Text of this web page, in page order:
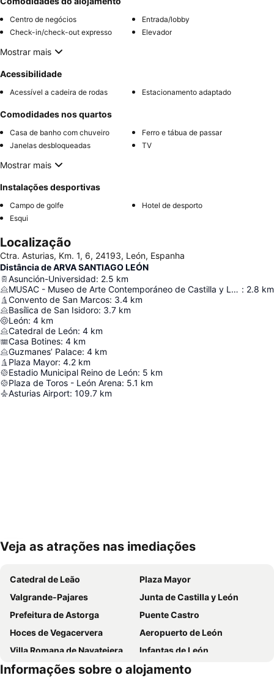
Centro de negócios
Entrada/lobby
Check-in/check-out expresso
Elevador
Mostrar mais
Acessibilidade
Acessível a cadeira de rodas Estacionamento adaptado
Comodidades nos quartos
Casa de banho com chuveiro
Ferro e tábua de passar
Janelas desbloqueadas
TV
Mostrar mais
Instalações desportivas
Campo de golfe
Hotel de desporto
Esqui
Localização
Ctra. Asturias, Km. 1, 6, 24193, León, Espanha
Distância de ARVA SANTIAGO LEÓN
Asunción-Universidad: 2.5 km
MUSAC - Museo de Arte Contemporáneo de Castilla y León : 2.8 km
Convento de San Marcos: 3.4 km
Basílica de San Isidoro: 3.7 km
León: 4 km
Catedral de León: 4 km
Casa Botines: 4 km
Guzmanes’ Palace: 4 km
Plaza Mayor: 4.2 km
Estadio Municipal Reino de León: 5 km
Plaza de Toros - León Arena: 5.1 km
Asturias Airport: 109.7 km
Ampliar mapa
Veja as atrações nas imediações
Catedral de Leão
Plaza Mayor
Valgrande-Pajares
Junta de Castilla y León
Prefeitura de Astorga
Puente Castro
Hoces de Vegacervera
Aeropuerto de León
Villa Romana de Navatejera
Infantas de León
San Esteban
Supernova Indie Weekend
Informações sobre o alojamento